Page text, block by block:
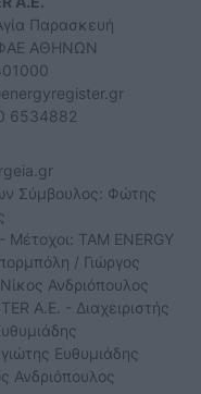
Παρασκευή
ΑΘΗΝΩΝ
6534882
Σύμβουλος: Φώτης
Μέτοχοι: TAM ENERGY
/ Γιώργος
Ανδριόπουλος
Α.Ε. - Διαχειριστής
Ευθυμιάδης
Ανδριόπουλος